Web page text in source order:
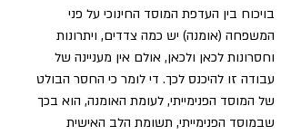
בויכוח בין העדפת המוסד החינוכי על פני
המשפחה (אומנה) יש כמה צדדים, ויתרונות
וחסרונות לכאן ולכאן, אולם אין מעניינה של
עבודה זו להיכנס לכך. די לומר כי החסר הבולט
של המוסד הפנימייתי, לעומת האומנה, הוא בכך
שבמוסד הפנימייתי, תשומת הלב האישית